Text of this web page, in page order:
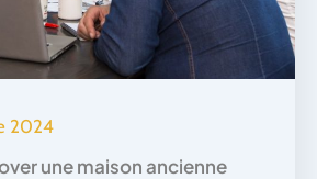
2024
une maison ancienne